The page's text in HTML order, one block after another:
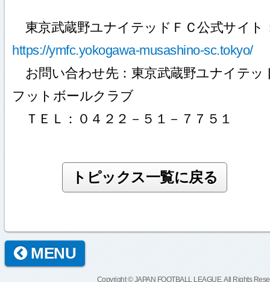
東京武蔵野ユナイテッドＦＣ公式サイト
https://ymfc.yokogawa-musashino-sc.tokyo/
お問い合わせ先：東京武蔵野ユナイテッ
フットボールクラブ
ＴＥＬ：０４２２－５１－７７５１
MENU
Copyright © JAPAN FOOTBALL LEAGUE. All Rights